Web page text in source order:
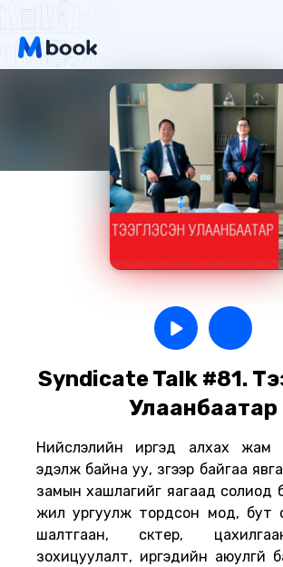
Syndicate Talk #81.
Улаанбаатар
Нийслэлийн иргэд алхах жам
эдэлж байна уу, зүгээр байгаа
замын хашлагийг яагаад солиод
жил ургуулж тордсон мод, бут
шалтгаан, скүүтер,
зохицуулалт, иргэдийн аюулгүй